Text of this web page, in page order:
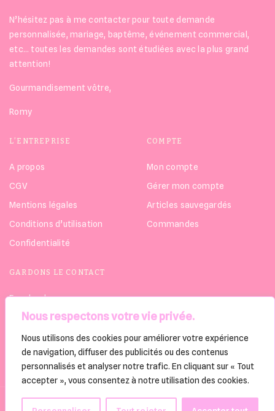
Nous respectons votre vie privée.
Nous utilisons des cookies pour améliorer votre expérience
de navigation, diffuser des publicités ou des contenus
personnalisés et analyser notre trafic. En cliquant sur « Tout
accepter », vous consentez à notre utilisation des cookies.
N’hésitez pas à me contacter pour toute demande
personnalisée, mariage, baptême, événement commercial,
etc… toutes les demandes sont étudiées avec la plus grand
attention!
Gourmandisement vôtre,
Romy
L’ENTREPRISE
A propos
CGV
Mentions légales
Conditions d’utilisation
Confidentialité
COMPTE
Mon compte
Gérer mon compte
Articles sauvegardés
Commandes
GARDONS LE CONTACT
Facebook
Instagram
Linkedin
Copyright © 2022 @Thomas D